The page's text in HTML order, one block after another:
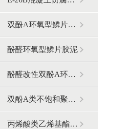
双酚A环氧型鳞片胶泥
酚醛环氧型鳞片胶泥
酚醛改性双酚A环氧型鳞片胶泥
双酚A类不饱和聚酯型鳞片胶泥
丙烯酸类乙烯基酯型鳞片胶泥